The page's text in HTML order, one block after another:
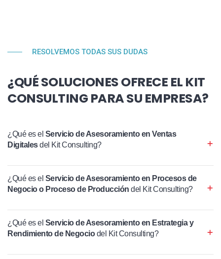
RESOLVEMOS TODAS SUS DUDAS
¿QUÉ SOLUCIONES OFRECE EL KIT
CONSULTING PARA SU EMPRESA?
¿Qué es el Servicio de Asesoramiento en Ventas
Digitalesdel Kit Consulting?
¿Qué es el Servicio de Asesoramiento en Procesos de
Negocio o Proceso de Producción del Kit Consulting?
¿Qué es el Servicio de Asesoramiento en Estrategia y
Rendimiento de Negociodel Kit Consulting?